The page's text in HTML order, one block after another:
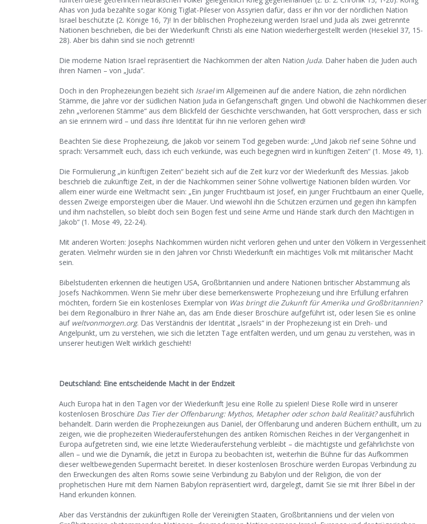
Ahas von Juda bezahlte sogar König Tiglat-Pileser von Assyrien dafür, dass er ihn vor der nördlichen Nation
Israel beschützte (2. Könige 16, 7)! In der biblischen Prophezeiung werden Israel und Juda als zwei getrennte
Nationen beschrieben, die bei der Wiederkunft Christi als eine Nation wiederhergestellt werden (Hesekiel 37, 15-
28). Aber bis dahin sind sie noch getrennt!
Die moderne Nation Israel repräsentiert die Nachkommen der alten Nation Juda. Daher haben die Juden auch
ihren Namen – von „Juda“.
Doch in den Prophezeiungen bezieht sich Israelim Allgemeinen auf die andere Nation, die zehn nördlichen
Stämme, die Jahre vor der südlichen Nation Juda in Gefangenschaft gingen. Und obwohl die Nachkommen dieser
zehn „verlorenen Stämme“ aus dem Blickfeld der Geschichte verschwanden, hat Gott versprochen, dass er sich
an sie erinnern wird – und dass ihre Identität für ihn nie verloren gehen wird!
Beachten Sie diese Prophezeiung, die Jakob vor seinem Tod gegeben wurde: „Und Jakob rief seine Söhne und
sprach: Versammelt euch, dass ich euch verkünde, was euch begegnen wird in künftigen Zeiten“ (1. Mose 49, 1).
Die Formulierung „in künftigen Zeiten“ bezieht sich auf die Zeit kurz vor der Wiederkunft des Messias. Jakob
beschrieb die zukünftige Zeit, in der die Nachkommen seiner Söhne vollwertige Nationen bilden würden. Vor
allem einer würde eine Weltmacht sein: „Ein junger Fruchtbaum ist Josef, ein junger Fruchtbaum an einer Quelle,
dessen Zweige emporsteigen über die Mauer. Und wiewohl ihn die Schützen erzürnen und gegen ihn kämpfen
und ihm nachstellen, so bleibt doch sein Bogen fest und seine Arme und Hände stark durch den Mächtigen in
Jakob“ (1. Mose 49, 22-24).
Mit anderen Worten: Josephs Nachkommen würden nicht verloren gehen und unter den Völkern in Vergessenheit
geraten. Vielmehr würden sie in den Jahren vor Christi Wiederkunft ein mächtiges Volk mit militärischer Macht
sein.
Bibelstudenten erkennen die heutigen USA, Großbritannien und andere Nationen britischer Abstammung als
Josefs Nachkommen. Wenn Sie mehr über diese bemerkenswerte Prophezeiung und ihre Erfüllung erfahren
möchten, fordern Sie ein kostenloses Exemplar von Was bringt die Zukunft für Amerika und Großbritannien?
bei dem Regionalbüro in Ihrer Nähe an, das am Ende dieser Broschüre aufgeführt ist, oder lesen Sie es online
auf weltvonmorgen.org. Das Verständnis der Identität „Israels“ in der Prophezeiung ist ein Dreh- und
Angelpunkt, um zu verstehen, wie sich die letzten Tage entfalten werden, und um genau zu verstehen, was in
unserer heutigen Welt wirklich geschieht!
Deutschland: Eine entscheidende Macht in der Endzeit
Auch Europa hat in den Tagen vor der Wiederkunft Jesu eine Rolle zu spielen! Diese Rolle wird in unserer
kostenlosen Broschüre Das Tier der Offenbarung: Mythos, Metapher oder schon bald Realität?ausführlich
behandelt. Darin werden die Prophezeiungen aus Daniel, der Offenbarung und anderen Büchern enthüllt, um zu
zeigen, wie die prophezeiten Wiederauferstehungen des antiken Römischen Reiches in der Vergangenheit in
Europa aufgetreten sind, wie eine letzte Wiederauferstehung verbleibt – die mächtigste und gefährlichste von
allen – und wie die Dynamik, die jetzt in Europa zu beobachten ist, weiterhin die Bühne für das Aufkommen
dieser weltbewegenden Supermacht bereitet. In dieser kostenlosen Broschüre werden Europas Verbindung zu
den Erweckungen des alten Roms sowie seine Verbindung zu Babylon und der Religion, die von der
prophetischen Hure mit dem Namen Babylon repräsentiert wird, dargelegt, damit Sie sie mit Ihrer Bibel in der
Hand erkunden können.
Aber das Verständnis der zukünftigen Rolle der Vereinigten Staaten, Großbritanniens und der vielen von